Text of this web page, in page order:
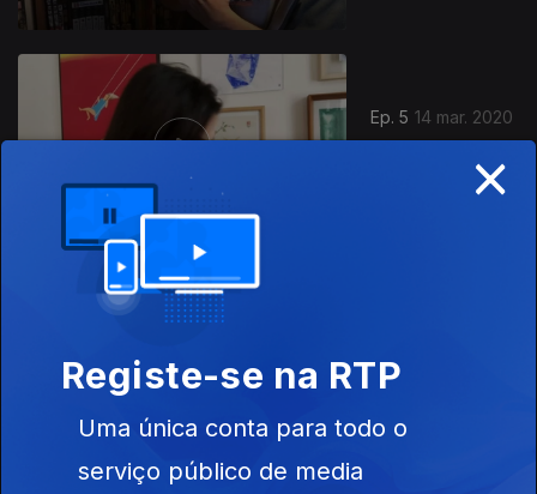
Ep. 5 14 mar. 2020
José Luis
Peixoto
×
Registe-se na RTP
Uma única conta para todo o
serviço público de media